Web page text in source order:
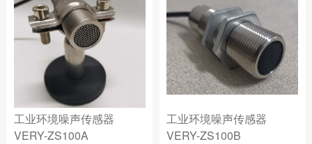
工业环境噪声传感器
VERY-ZS100A
工业环境噪声传感器
VERY-ZS100B